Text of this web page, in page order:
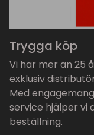
Trygga köp
Vi har mer än 25
exklusiv
Med
service hjälper vi
beställning.